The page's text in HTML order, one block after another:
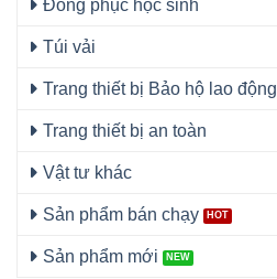
Đồng phục học sinh
Túi vải
Trang thiết bị Bảo hộ lao động
Trang thiết bị an toàn
Vật tư khác
Sản phẩm bán chạy
Sản phẩm mới